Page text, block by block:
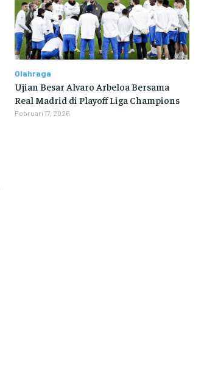
Olahraga
Ujian Besar Alvaro Arbeloa Bersama
Real Madrid di Playoff Liga Champions
Februari 17, 2026